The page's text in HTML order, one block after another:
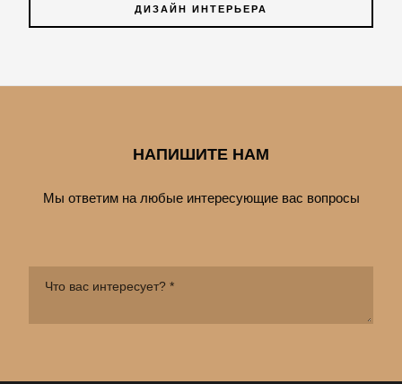
ДИЗАЙН ИНТЕРЬЕРА
НАПИШИТЕ НАМ
Мы ответим на любые интересующие вас вопросы